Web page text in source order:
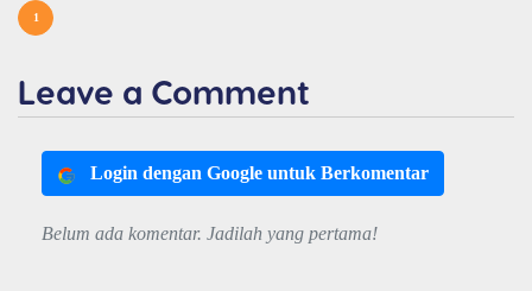
1
Leave a Comment
Login dengan Google untuk Berkomentar
Belum ada komentar. Jadilah yang pertama!